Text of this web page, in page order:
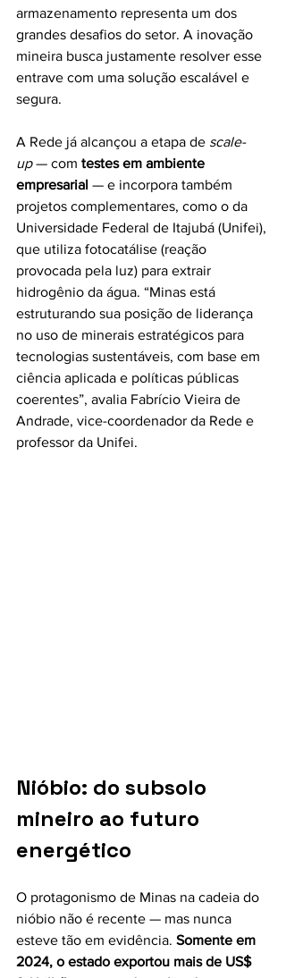
armazenamento representa um dos
grandes desafios do setor. A inovação
mineira busca justamente resolver esse
entrave com uma solução escalável e
segura.
A Rede já alcançou a etapa de scale-
up — com testes em ambiente
empresarial — e incorpora também
projetos complementares, como o da
Universidade Federal de Itajubá (Unifei),
que utiliza fotocatálise (reação
provocada pela luz) para extrair
hidrogênio da água. “Minas está
estruturando sua posição de liderança
no uso de minerais estratégicos para
tecnologias sustentáveis, com base em
ciência aplicada e políticas públicas
coerentes”, avalia Fabrício Vieira de
Andrade, vice-coordenador da Rede e
professor da Unifei.
Nióbio: do subsolo
mineiro ao futuro
energético
O protagonismo de Minas na cadeia do
nióbio não é recente — mas nunca
esteve tão em evidência. Somente em
2024, o estado exportou mais de US$